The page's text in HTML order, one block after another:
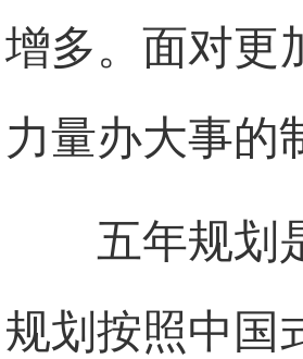
增多。面对更
力量办大事的
五年规划
规划按照中国